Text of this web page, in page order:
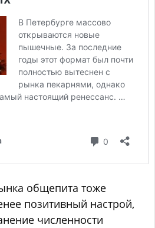
общепита тоже
позитивный настрой,
численности